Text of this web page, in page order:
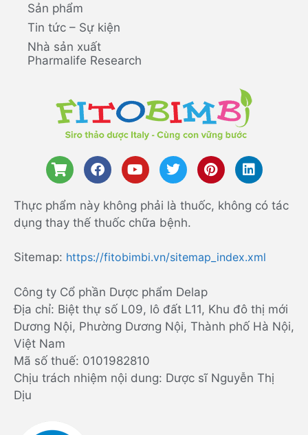
Sản phẩm
Tin tức – Sự kiện
Nhà sản xuất
Pharmalife Research
Thực phẩm này không phải là thuốc, không có tác
dụng thay thế thuốc chữa bệnh.
Sitemap: https://fitobimbi.vn/sitemap_index.xml
Công ty Cổ phần Dược phẩm Delap
Địa chỉ: Biệt thự số L09, lô đất L11, Khu đô thị mới
Dương Nội, Phường Dương Nội, Thành phố Hà Nội,
Việt Nam
Mã số thuế: 0101982810
Chịu trách nhiệm nội dung: Dược sĩ Nguyễn Thị
Dịu